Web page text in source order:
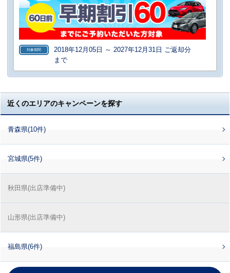
対象期間
2018年12月05日 ～ 2027年12月31日 ご返却分
まで
近くのエリアのキャンペーンを探す
青森県(10件)
宮城県(5件)
秋田県(出店準備中)
山形県(出店準備中)
福島県(6件)